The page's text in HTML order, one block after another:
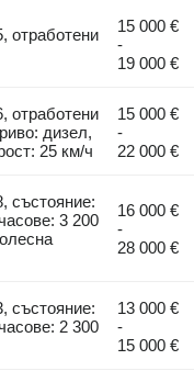
отработени
15 000 €
-
19 000 €
отработени
дизел,
25 км/ч
15 000 €
-
22 000 €
състояние:
3 200
16 000 €
-
28 000 €
състояние:
2 300
13 000 €
-
15 000 €